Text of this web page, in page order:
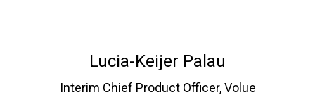
Lucia-Keijer Palau
Interim Chief Product Officer, Volue